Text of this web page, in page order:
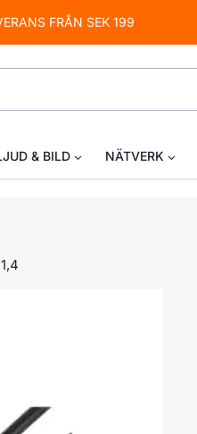
FRÅN SEK 199
& BILD NÄTVERK